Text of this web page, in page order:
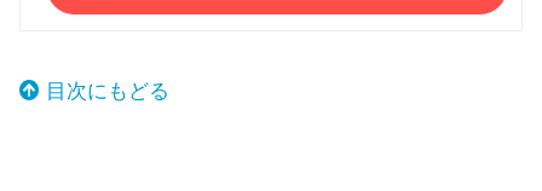
目次にもどる